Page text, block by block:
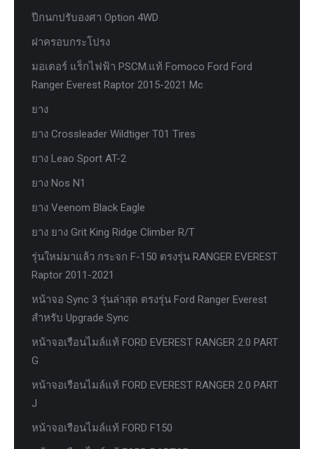
ปีกนกปรับองศา Option 4WD
ฝาครอบกระโปรง
มอเตอร์ แร็กไฟฟ้า PSCM.แท้ Fomoco Ford Ford
Ranger Everest Raptor 2015-2021 Mc
ยาง
ยาง Crossleader Wildtiger T01 Tires
ยาง Leao Sport AT-2
ยาง Nos N1
ยาง Veenom Black Eagle
ยาง ยาง Grit King Ridge Climber R/T
รุ่นใหม่มาแล้ว กระจก F-150 ตรงรุ่น RANGER EVEREST
Raptor 2011-2021
หน้าจอ Sync 3 รุ่นล่าสุด ตรงรุ่น Ford Ranger Everest
สำหรับ Upgrade Sync
หน้าจอเรือนไมล์แท้ FORD EVEREST RANGER 2.0 PART
G
หน้าจอเรือนไมล์แท้ FORD EVEREST RANGER 2.0 PART
J
หน้าจอเรือนไมล์แท้ FORD F150